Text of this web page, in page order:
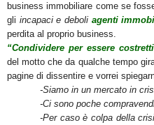
business immobiliare come se
gli incapaci e deboli agenti
perdita al proprio business.
“Condividere per essere
del motto che da qualche tempo
pagine di dissentire e vorrei
-Siamo in un mercato in
-Ci sono poche
-Per caso è colpa della